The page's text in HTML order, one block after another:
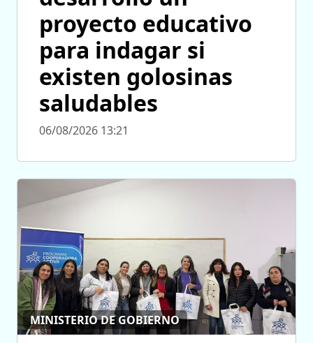
proyecto educativo
para indagar si
existen golosinas
saludables
06/08/2026 13:21
MINISTERIO DE GOBIERNO